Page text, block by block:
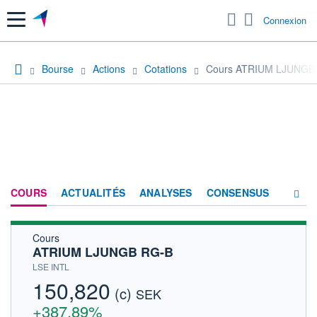
Menu Connexion
Bourse Actions Cotations Cours ATRIUM
COURS ACTUALITÉS ANALYSES CONSENSUS
Cours
ATRIUM LJUNGB RG-B
LSE INTL
150,820 (c) SEK
+387,89%